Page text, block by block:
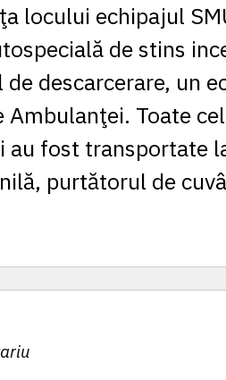
locului echipajul
de stins
descarcerare, un
Ambulanţei. Toate
au fost transportate
purtătorul de